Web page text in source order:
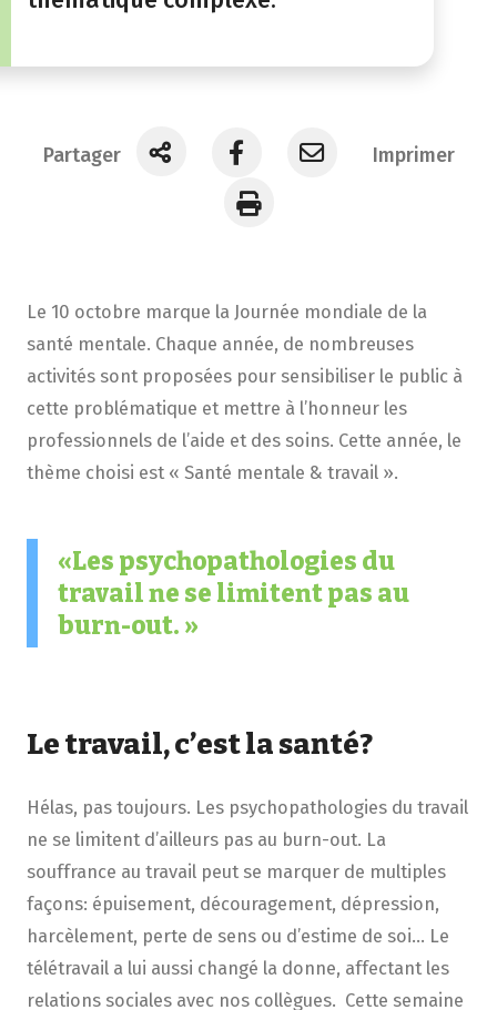
Partager Imprimer
Le 10 octobre marque la Journée mondiale de la
santé mentale. Chaque année, de nombreuses
activités sont proposées pour sensibiliser le public à
cette problématique et mettre à l’honneur les
professionnels de l’aide et des soins. Cette année, le
thème choisi est « Santé mentale & travail ».
Les psychopathologies du
travail ne se limitent pas au
burn-out.
Le travail, c’est la santé?
Hélas, pas toujours. Les psychopathologies du travail
ne se limitent d’ailleurs pas au burn-out. La
souffrance au travail peut se marquer de multiples
façons: épuisement, découragement, dépression,
harcèlement, perte de sens ou d’estime de soi… Le
télétravail a lui aussi changé la donne, affectant les
relations sociales avec nos collègues. Cette semaine